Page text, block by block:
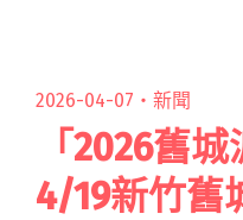
2026-04-07・ 新聞
「2026舊
4/19新竹舊